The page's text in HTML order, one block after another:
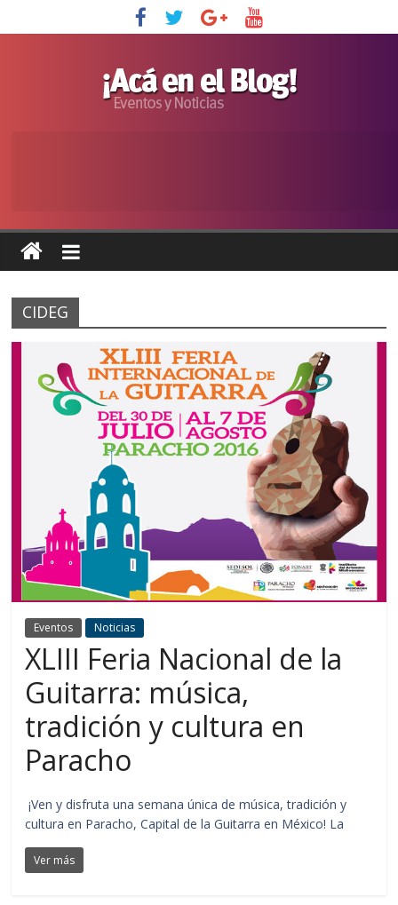
CIDEG
Eventos Noticias
XLIII Feria Nacional de la
Guitarra: música,
tradición y cultura en
Paracho
¡Ven y disfruta una semana única de música, tradición y
cultura en Paracho, Capital de la Guitarra en México! La
Ver más